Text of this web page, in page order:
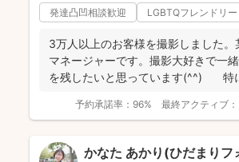
発達凸凹相談歓迎 LGBTQフレンドリー
3万人以上のお客様を撮影しました。
マネージャーです。撮影大好きで一
を残したいと思っています(^^) 特
予約承諾率： 96% 最終アクティブ：
かなた あかり(ひだまりフ